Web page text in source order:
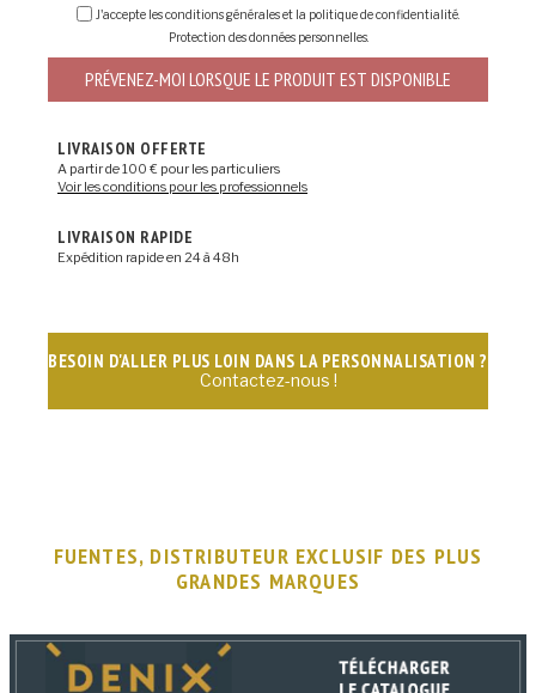
J'accepte les conditions générales et la politique de confidentialité.
Protection des données personnelles.
PRÉVENEZ-MOI LORSQUE LE PRODUIT EST DISPONIBLE
LIVRAISON OFFERTE
A partir de 100 € pour les particuliers
Voir les conditions pour les professionnels
LIVRAISON RAPIDE
Expédition rapide en 24 à 48h
BESOIN D'ALLER PLUS LOIN DANS LA PERSONNALISATION ?
Contactez-nous !
FUENTES, DISTRIBUTEUR EXCLUSIF DES PLUS
GRANDES MARQUES